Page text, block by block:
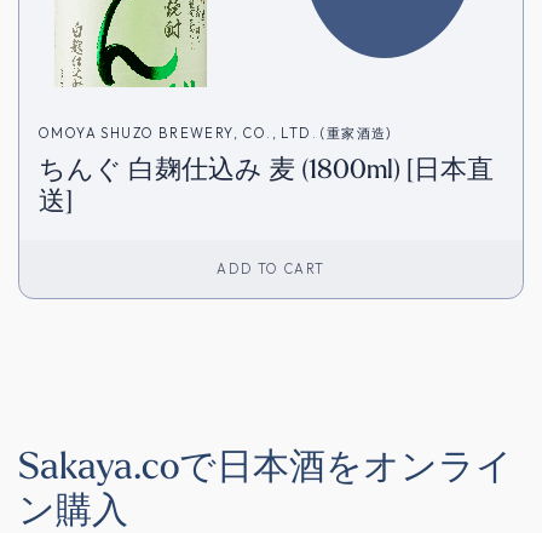
OMOYA SHUZO BREWERY, CO., LTD. (重家酒造)
ちんぐ 白麹仕込み 麦 (1800ml) [日本直
送]
ADD TO CART
Sakaya.coで日本酒をオンライ
ン購入